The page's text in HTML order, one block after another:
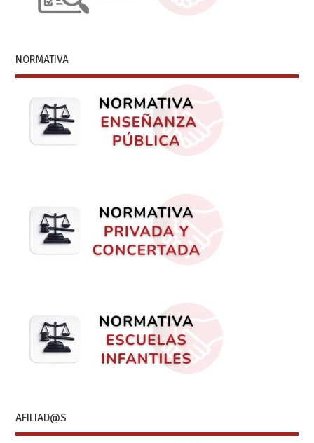
NORMATIVA
AFILIAD@S